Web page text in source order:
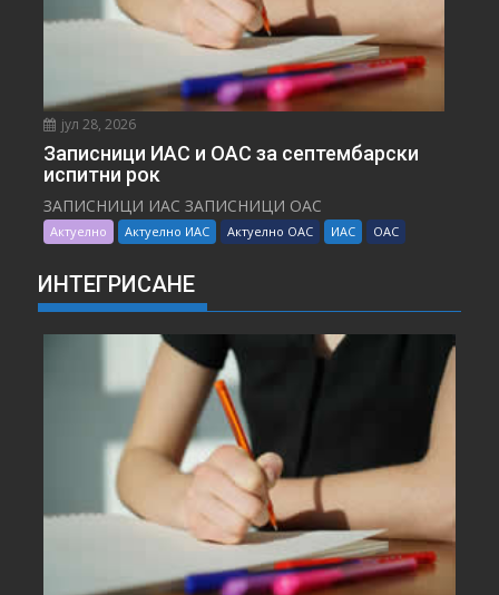
јул 28, 2026
Записници ИАС и ОАС за септембарски
испитни рок
ЗАПИСНИЦИ ИАС ЗАПИСНИЦИ ОАС
Актуелно Актуелно ИАС Актуелно ОАС ИАС ОАС
ИНТЕГРИСАНЕ